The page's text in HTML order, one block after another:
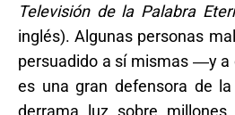
Televisión de la Palabra
inglés). Algunas personas
persuadido a sí mismas ―y
es una gran defensora de
derrama luz sobre